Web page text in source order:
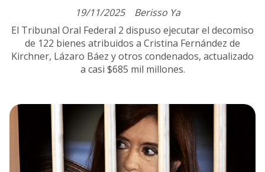
Berisso Ya
19/11/2025
El Tribunal Oral Federal 2 dispuso ejecutar el decomiso
de 122 bienes atribuidos a Cristina Fernández de
Kirchner, Lázaro Báez y otros condenados, actualizado
a casi $685 mil millones.